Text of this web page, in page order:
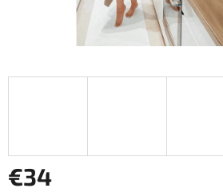
€34